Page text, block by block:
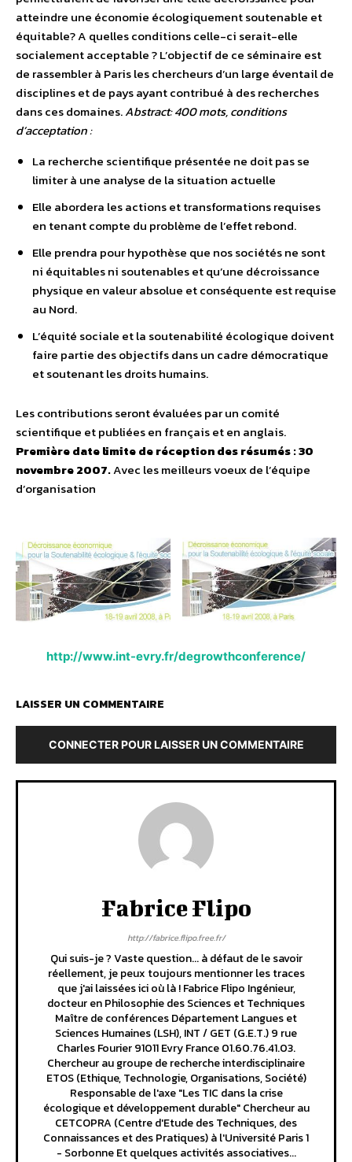
atteindre une économie écologiquement soutenable et
équitable? A quelles conditions celle-ci serait-elle
socialement acceptable ? L’objectif de ce séminaire est
de rassembler à Paris les chercheurs d’un large éventail de
disciplines et de pays ayant contribué à des recherches
dans ces domaines.Abstract: 400 mots, conditions
d’acceptation :
La recherche scientifique présentée ne doit pas se
limiter à une analyse de la situation actuelle
Elle abordera les actions et transformations requises
en tenant compte du problème de l’effet rebond.
Elle prendra pour hypothèse que nos sociétés ne sont
ni équitables ni soutenables et qu’une décroissance
physique en valeur absolue et conséquente est requise
au Nord.
L’équité sociale et la soutenabilité écologique doivent
faire partie des objectifs dans un cadre démocratique
et soutenant les droits humains.
Les contributions seront évaluées par un comité
scientifique et publiées en français et en anglais.
Première date limite de réception des résumés : 30
novembre 2007.Avec les meilleurs voeux de l’équipe
d’organisation
http://www.int-evry.fr/degrowthconference/
LAISSER UN COMMENTAIRE
CONNECTER POUR LAISSER UN COMMENTAIRE
Fabrice Flipo
http://fabrice.flipo.free.fr/
Qui suis-je ? Vaste question... à défaut de le savoir
réellement, je peux toujours mentionner les traces
que j'ai laissées ici où là ! Fabrice Flipo Ingénieur,
docteur en Philosophie des Sciences et Techniques
Maître de conférences Département Langues et
Sciences Humaines (LSH), INT / GET (G.E.T.) 9 rue
Charles Fourier 91011 Evry France 01.60.76.41.03.
Chercheur au groupe de recherche interdisciplinaire
ETOS (Ethique, Technologie, Organisations, Société)
Responsable de l'axe "Les TIC dans la crise
écologique et développement durable" Chercheur au
CETCOPRA (Centre d'Etude des Techniques, des
Connaissances et des Pratiques) à l'Université Paris 1
- Sorbonne Et quelques activités associatives...